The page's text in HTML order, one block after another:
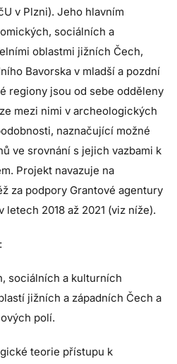
v Plzni). Jeho hlavním
sociálních a
oblastmi jižních Čech,
Bavorska v mladší a pozdní
regiony jsou od sebe odděleny
mezi nimi v archeologických
naznačující možné
ve srovnání s jejich vazbami k
Projekt navazuje na
za podpory Grantové agentury
letech 2018 až 2021 (viz níže).
sociálních a kulturních
jižních a západních Čech a
polí.
teorie přístupu k